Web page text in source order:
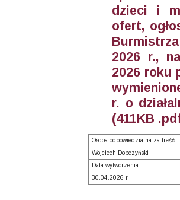
dzieci i
ofert,
2026 r.,
2026 roku
r. o
(411KB
Osoba odpowiedzialna za treść
Wojciech Dobczyński
Data wytworzenia
30.04.2026 r.